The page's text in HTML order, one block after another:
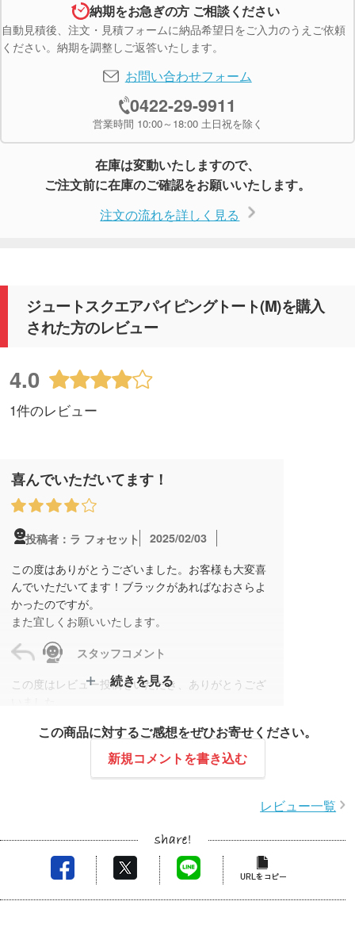
納期をお急ぎの方 ご相談ください
自動見積後、注文・見積フォームに納品希望日をご入力のうえご依頼
ください。納期を調整しご返答いたします。
お問い合わせフォーム
0422-29-9911
営業時間 10:00～18:00 土日祝を除く
在庫は変動いたしますので、
ご注文前に在庫のご確認をお願いいたします。
注文の流れを詳しく見る
ジュートスクエアパイピングトート(M)を購入
された方のレビュー
4.0
1件のレビュー
喜んでいただいてます！
投稿者：ラ フォセット
2025/02/03
この度はありがとうございました。お客様も大変喜
んでいただいてます！ブラックがあればなおさらよ
かったのですが。
また宜しくお願いいたします。
スタッフコメント
この度はレビュー投稿をいただき、ありがとうござ
せてしまいましたが、結果ご満足いただくことがで
きて大変嬉しく思います。
続きを見る
この商品に対するご感想をぜひお寄せください。
新規コメントを書き込む
レビュー一覧